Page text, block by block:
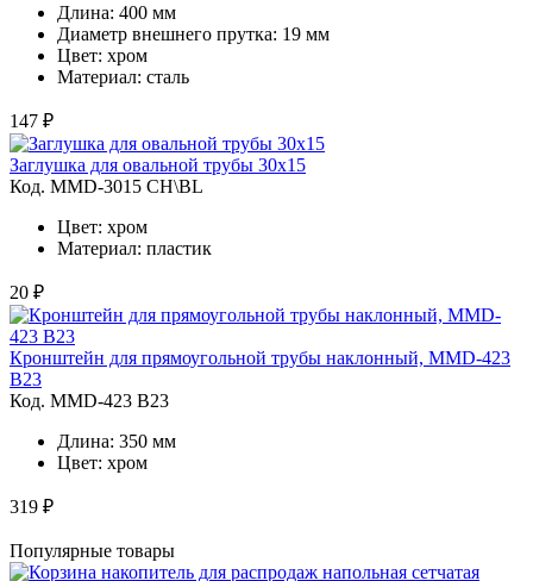
Длина: 400 мм
Диаметр внешнего прутка: 19 мм
Цвет: хром
Материал: сталь
147 ₽
Заглушка для овальной трубы 30х15
Код. MMD-3015 CH\BL
Цвет: хром
Материал: пластик
20 ₽
Кронштейн для прямоугольной трубы наклонный, MMD-423
B23
Код. MMD-423 B23
Длина: 350 мм
Цвет: хром
319 ₽
Популярные товары